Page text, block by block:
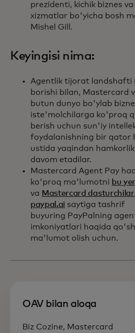
prezidenti, kichik biznes
xizmatlar bo'yicha bosh
Mishel Gill.
Keyingisi nima:
Agentlik tijorat landshafti
borishi bilan, Mastercard
butun dunyo bo'ylab
iste'molchilarga ko'proq
berish uchun sun'iy
foydalanishning bir qator
ustida yaqindan
davom etadilar.
Mastercard Agent Pay
ko'proq ma'lumotni bu
va Mastercard
paypal.ai saytiga tashrif
buyuring PayPalning
imkoniyatlari haqida
ma'lumot olish uchun.
OAV bilan aloqa
Biz Cozine, Mastercard